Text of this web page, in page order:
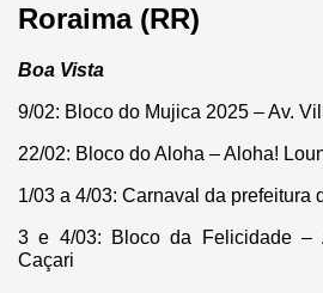
Roraima (RR)
Boa Vista
9/02: Bloco do Mujica 2025 – Av.
22/02: Bloco do Aloha – Aloha!
1/03 a 4/03: Carnaval da prefeitura
3 e 4/03: Bloco da Felicidade –
Caçari